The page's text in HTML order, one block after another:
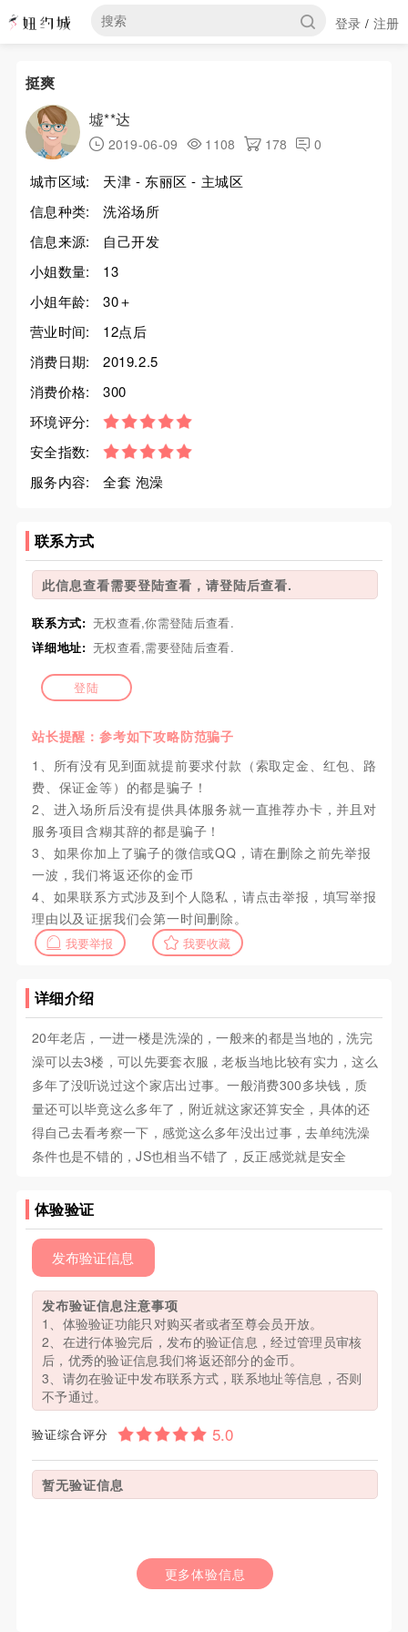
登录 / 注册
挺爽
墟**达
2019-06-09 1108 178 0
城市区域:
天津 - 东丽区 - 主城区
信息种类:
洗浴场所
信息来源:
自己开发
小姐数量:
13
小姐年龄:
30＋
营业时间:
12点后
消费日期:
2019.2.5
消费价格:
300
环境评分:
安全指数:
服务内容:
全套 泡澡
联系方式
此信息查看需要登陆查看，请登陆后查看.
联系方式: 无权查看,你需登陆后查看.
详细地址: 无权查看,需要登陆后查看.
登陆
站长提醒：参考如下攻略防范骗子
1、所有没有见到面就提前要求付款（索取定金、红包、路
费、保证金等）的都是骗子！
2、进入场所后没有提供具体服务就一直推荐办卡，并且对
服务项目含糊其辞的都是骗子！
3、如果你加上了骗子的微信或QQ，请在删除之前先举报
一波，我们将返还你的金币
4、如果联系方式涉及到个人隐私，请点击举报，填写举报
理由以及证据我们会第一时间删除。
我要举报 我要收藏
详细介绍
20年老店，一进一楼是洗澡的，一般来的都是当地的，洗完
澡可以去3楼，可以先要套衣服，老板当地比较有实力，这么
多年了没听说过这个家店出过事。一般消费300多块钱，质
量还可以毕竟这么多年了，附近就这家还算安全，具体的还
得自己去看考察一下，感觉这么多年没出过事，去单纯洗澡
条件也是不错的，JS也相当不错了，反正感觉就是安全
体验验证
发布验证信息
发布验证信息注意事项
1、体验验证功能只对购买者或者至尊会员开放。
2、在进行体验完后，发布的验证信息，经过管理员审核
后，优秀的验证信息我们将返还部分的金币。
3、请勿在验证中发布联系方式，联系地址等信息，否则
不予通过。
验证综合评分
暂无验证信息
更多体验信息